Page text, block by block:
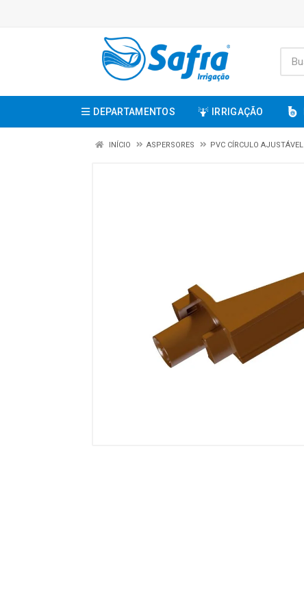
DEPARTAMENTOS IRRIGAÇÃO
INÍCIO ASPERSORES PVC CÍRCULO AJUSTÁVEL